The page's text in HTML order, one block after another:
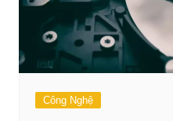
Công Nghệ